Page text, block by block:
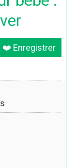
❤️ Enregistrer